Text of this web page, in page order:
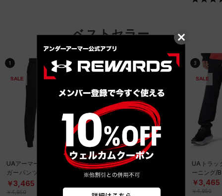
ベストセラー
1
SALE
UAアーマーフリース ジョ
ガーパンツ（トレーニン
グ/BOYS）
￥3,465
￥4,950
2
UAテックテリー ビッグロ
ゴ ジョガーパンツ（トレ
￥4,950
3
SALE
UAトラッ
ーニング/
￥3,465
￥4,950